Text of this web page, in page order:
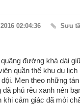
02:04:36 Sưu
đường khá dài
quần thể khu du
Men theo những
phủ rêu xanh nên
cảm giác đã mỏi